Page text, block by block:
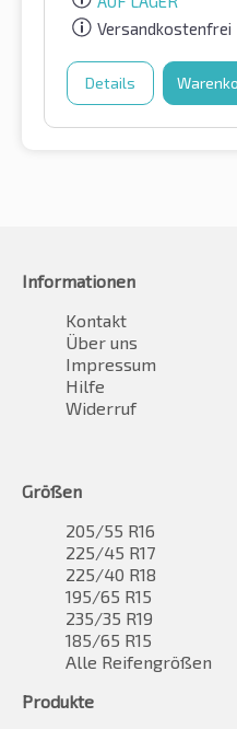
Versandkostenfrei
Details
Informationen
Kontakt
Über uns
Impressum
Hilfe
Widerruf
Größen
205/55 R16
225/45 R17
225/40 R18
195/65 R15
235/35 R19
185/65 R15
Alle Reifengrößen
Produkte